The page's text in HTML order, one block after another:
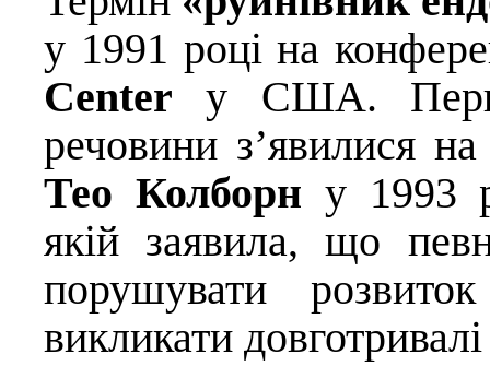
у 1991 році на
Center у США.
речовини з’явилися
Тео Колборн у 1993
якій заявила, що
порушувати
викликати